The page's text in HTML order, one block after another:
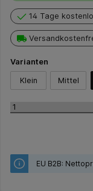
14 Tage
Varianten
Klein Mittel
EU B2B: